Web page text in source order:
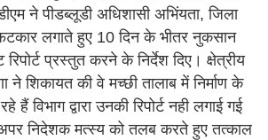
ने पीडब्लूडी अधिशासी अभिंयता, जिला
लगाते हुए 10 दिन के भीतर नुकसान
प्रस्तुत करने के निर्देश दिए। क्षेत्रीय
ने शिकायत की वे मच्छी तालाब में निर्माण के
विभाग द्वारा उनकी रिपोर्ट नही लगाई गई
निदेशक मत्स्य को तलब करते हुए तत्काल